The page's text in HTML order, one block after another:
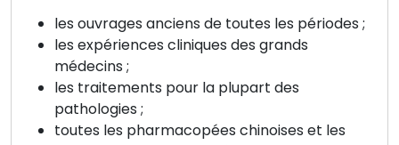
les ouvrages anciens de toutes les périodes ;
les expériences cliniques des grands
médecins ;
les traitements pour la plupart des
pathologies ;
toutes les pharmacopées chinoises et les